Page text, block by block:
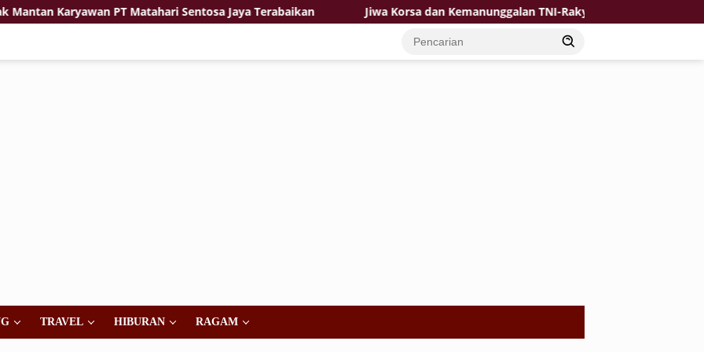
Karyawan PT Matahari Sentosa Jaya Terabaikan Jiwa Korsa dan Kemanunggalan TNI-Rakyat Jadi Kekuatan TMMD di
TRAVEL HIBURAN RAGAM